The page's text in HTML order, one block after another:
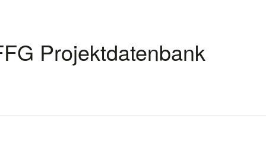
Projektdatenbank